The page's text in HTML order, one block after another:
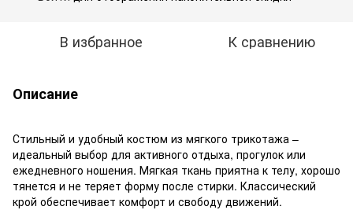
В избранное К сравнению
Описание
Стильный и удобный костюм из мягкого трикотажа –
идеальный выбор для активного отдыха, прогулок или
ежедневного ношения. Мягкая ткань приятна к телу, хорошо
тянется и не теряет форму после стирки. Классический
крой обеспечивает комфорт и свободу движений.